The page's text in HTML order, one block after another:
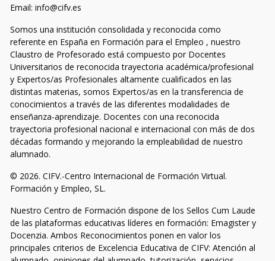
Email: info@cifv.es
Somos una institución consolidada y reconocida como
referente en España en Formación para el Empleo , nuestro
Claustro de Profesorado está compuesto por Docentes
Universitarios de reconocida trayectoria académica/profesional
y Expertos/as Profesionales altamente cualificados en las
distintas materias, somos Expertos/as en la transferencia de
conocimientos a través de las diferentes modalidades de
enseñanza-aprendizaje. Docentes con una reconocida
trayectoria profesional nacional e internacional con más de dos
décadas formando y mejorando la empleabilidad de nuestro
alumnado.
© 2026. CIFV.-Centro Internacional de Formación Virtual.
Formación y Empleo, SL.
Nuestro Centro de Formación dispone de los Sellos Cum Laude
de las plataformas educativas líderes en formación: Emagister y
Docenzia. Ambos Reconocimientos ponen en valor los
principales criterios de Excelencia Educativa de CIFV: Atención al